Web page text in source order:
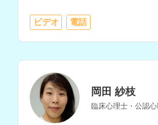
ビデオ 電話
岡田 紗枝
臨床心理士・公認